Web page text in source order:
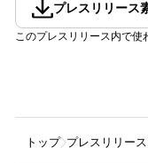
プレスリリース
このプレスリリース内で
トップ プレスリリース